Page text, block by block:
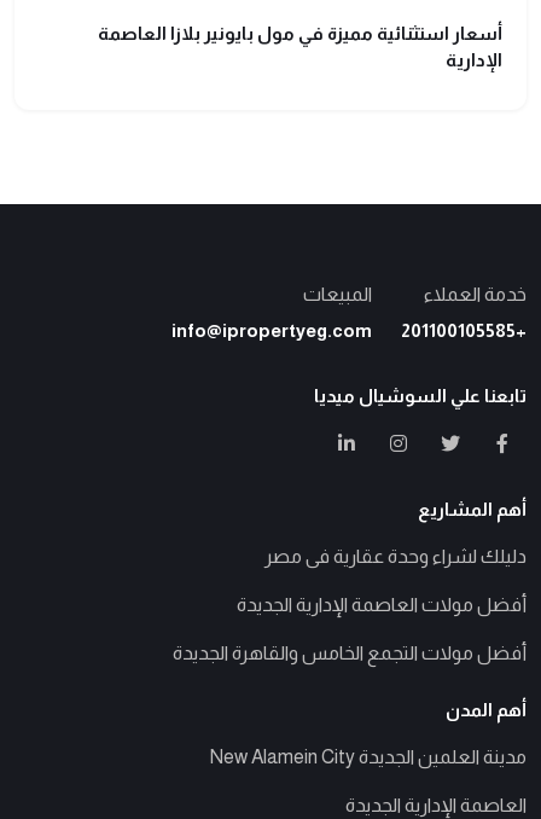
أسعار استثنائية مميزة في مول بايونير بلازا العاصمة
الإدارية
خدمة العملاء
+201100105585
المبيعات
info@ipropertyeg.com
تابعنا علي السوشيال ميديا
أهم المشاريع
دليلك لشراء وحدة عقارية فى مصر
أفضل مولات العاصمة الإدارية الجديدة
أفضل مولات التجمع الخامس والقاهرة الجديدة
أهم المدن
مدينة العلمين الجديدة New Alamein City
العاصمة الإدارية الجديدة